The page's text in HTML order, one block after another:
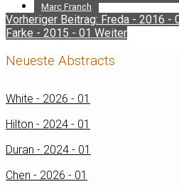
Marc Franch
Vorheriger Beitrag: Freda - 2016 -
Farke - 2015 - 01 Weiter
Neueste Abstracts
White - 2026 - 01
Hilton - 2024 - 01
Duran - 2024 - 01
Chen - 2026 - 01